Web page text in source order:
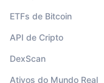
ETFs de Bitcoin
API de Cripto
DexScan
Ativos do Mundo Real